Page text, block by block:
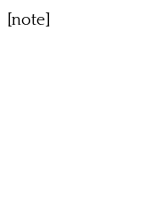
[note]